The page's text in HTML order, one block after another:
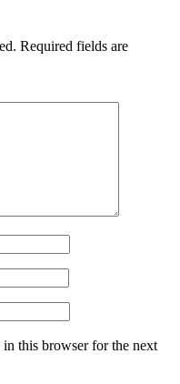
Required fields are
in this browser for the next